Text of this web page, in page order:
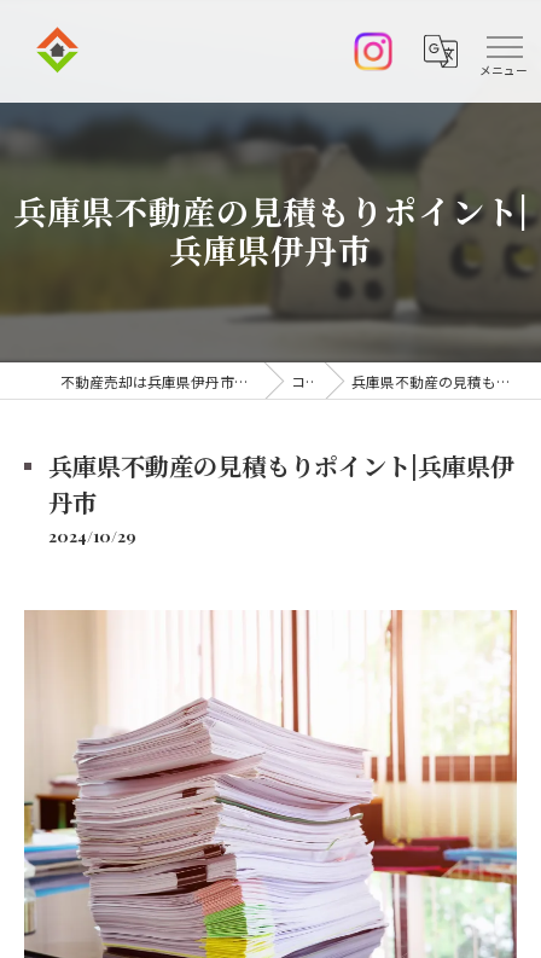
兵庫県不動産の見積もりポイント|
兵庫県伊丹市
不動産売却は兵庫県伊丹市の株式会社アークエステート コラム 兵庫県不動産の見積もりポイント|兵庫県伊丹市
兵庫県不動産の見積もりポイント|兵庫県伊
丹市
2024/10/29